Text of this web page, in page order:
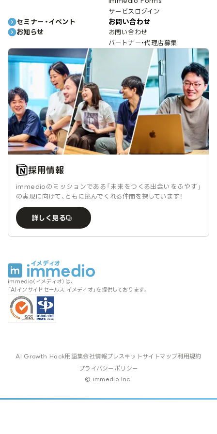
サービスログイン
セミナー・イベント
お知らせ
お問い合わせ
お問い合わせ
パートナー・代理店募集
採用情報
immedioのミッションである「未来をつくる出会いをふやす」
の実現に向けて、ともに挑んでくれる仲間を探しています！
詳しく見る
immedio（イメディオ）は、
「AIインサイドセールス イメディオ」を提供しております。
AI Growth Hack用語集会社情報プレスキットサイトマップ利用規約
プライバシーポリシー
© immedio Inc.